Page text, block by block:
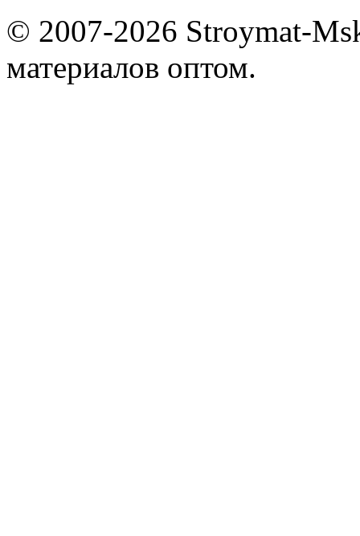
© 2007-2026 Stroymat-
материалов оптом.